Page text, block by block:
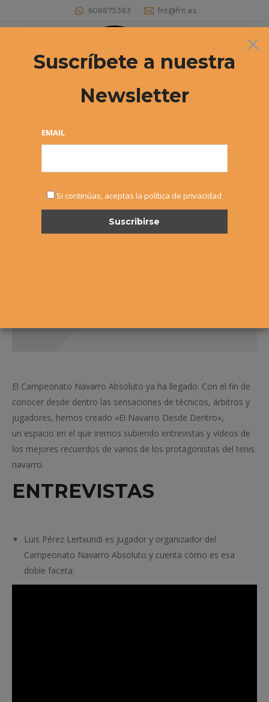
608875383 fnt@fnt.es
Buscar:
«EL NAVARRO» DESDE DENTRO
18
El Campeonato Navarro Absoluto ya ha llegado. Con el fin de
conocer desde dentro las sensaciones de técnicos, árbitros y
jugadores, hemos creado «El Navarro Desde Dentro»,
un espacio en el que iremos subiendo entrevistas y vídeos de
los mejores recuerdos de varios de los protagonistas del tenis
navarro.
ENTREVISTAS
Luis Pérez Lertxundi es jugador y organizador del
Campeonato Navarro Absoluto y cuenta cómo es esa
doble faceta:
×
Suscríbete a nuestra
Newsletter
EMAIL
Si continúas, aceptas la política de privacidad